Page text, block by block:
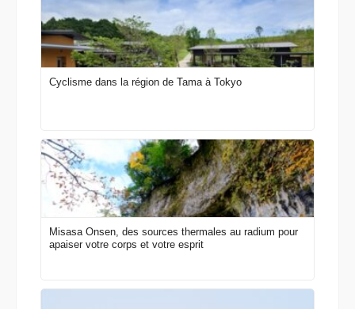
Cyclisme dans la région de Tama à Tokyo
Misasa Onsen, des sources thermales au radium pour
apaiser votre corps et votre esprit